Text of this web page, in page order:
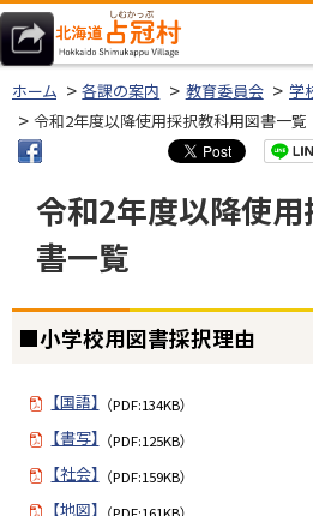
本
文
へ北海道占冠村
ホーム 各課の案内 教育委員会 学
令和2年度以降使用採択教科用図書一覧
令和2年度以降使
書一覧
ページ内目次
■小学校用図書採択理由
【国語】 （PDF:134KB）
【書写】 （PDF:125KB）
【社会】 （PDF:159KB）
【地図】 （PDF:161KB）